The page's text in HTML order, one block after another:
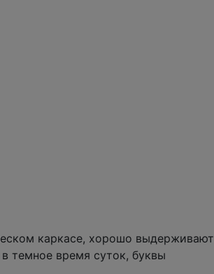
каркасе, хорошо выдерживают
темное время суток, буквы